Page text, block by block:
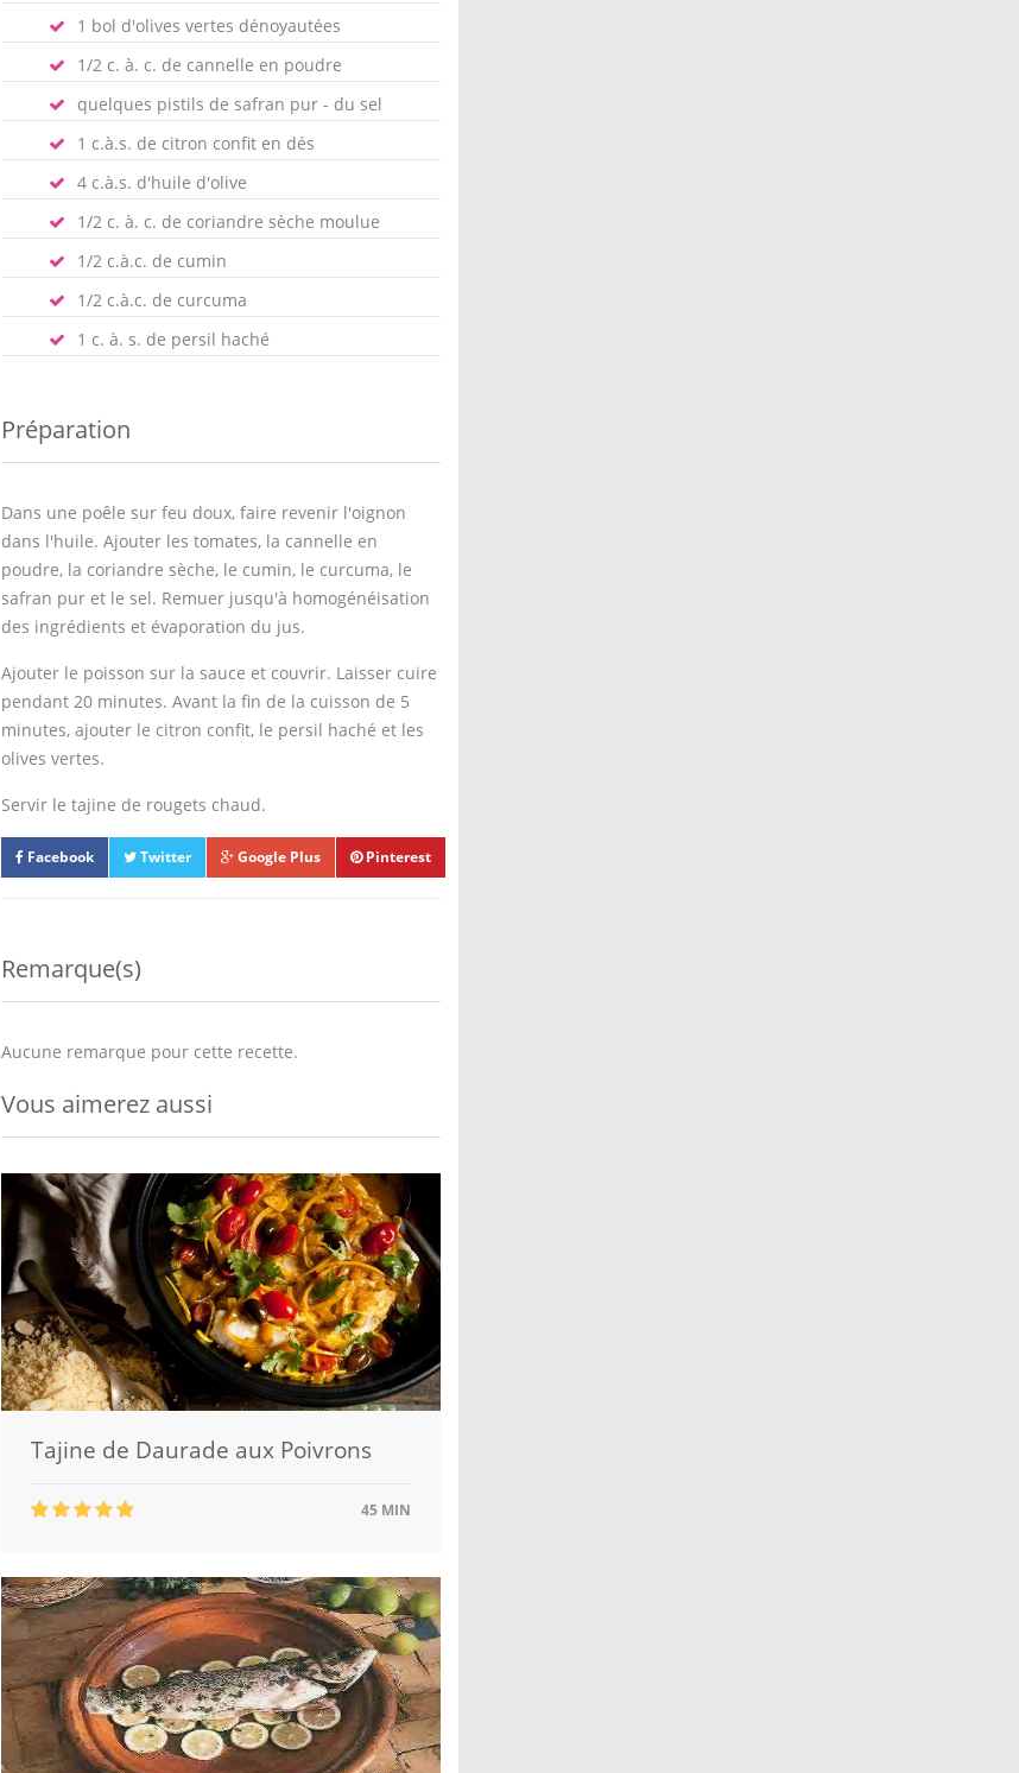
1 bol d'olives vertes dénoyautées
1/2 c. à. c. de cannelle en poudre
quelques pistils de safran pur - du sel
1 c.à.s. de citron confit en dés
4 c.à.s. d'huile d'olive
1/2 c. à. c. de coriandre sèche moulue
1/2 c.à.c. de cumin
1/2 c.à.c. de curcuma
1 c. à. s. de persil haché
Préparation
Dans une poêle sur feu doux, faire revenir l'oignon
dans l'huile. Ajouter les tomates, la cannelle en
poudre, la coriandre sèche, le cumin, le curcuma, le
safran pur et le sel. Remuer jusqu'à homogénéisation
des ingrédients et évaporation du jus.
Ajouter le poisson sur la sauce et couvrir. Laisser cuire
pendant 20 minutes. Avant la fin de la cuisson de 5
minutes, ajouter le citron confit, le persil haché et les
olives vertes.
Servir le tajine de rougets chaud.
Facebook Twitter Google Plus Pinterest
Remarque(s)
Aucune remarque pour cette recette.
Vous aimerez aussi
Tajine de Daurade aux Poivrons
45 MIN